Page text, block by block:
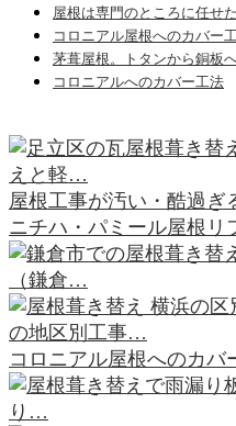
屋根は専門のところに任せ
コロニアル屋根へのカバー
茅葺屋根。トタンから銅板
コロニアルへのカバー工法
えと軽…
屋根工事が汚い・酷過
ニチハ・パミール屋根
（鎌倉…
の地区別工事…
コロニアル屋根へのカ
り…